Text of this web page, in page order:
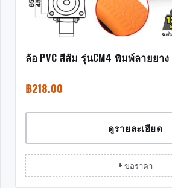
ล้อ PVC สีส้ม รุ่นCM4 พิมพ์ลายยา
฿218.00
ดูรายละเอียด
+ ขอราคา